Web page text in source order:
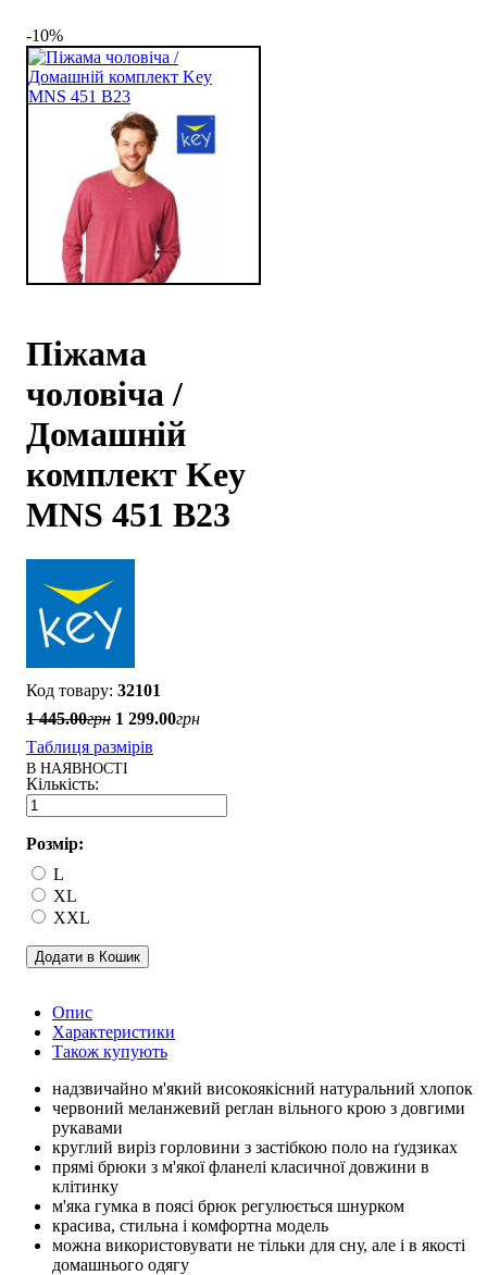
-10%
Піжама
чоловіча /
Домашній
комплект Key
MNS 451 B23
32101
1 445.00грн 1 299.00грн
Таблиця размірів
В НАЯВНОСТІ
Розмір:
L
XL
XXL
Додати в Кошик
Опис
Характеристики
Також купують
надзвичайно м'який високоякісний натуральний хлопок
червоний меланжевий реглан вільного крою з довгими
рукавами
круглий виріз горловини з застібкою поло на ґудзиках
прямі брюки з м'якої фланелі класичної довжини в
клітинку
м'яка гумка в поясі брюк регулюється шнурком
красива, стильна і комфортна модель
можна використовувати не тільки для сну, але і в якості
домашнього одягу